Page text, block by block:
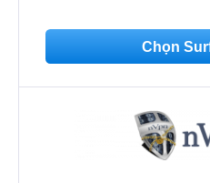
Chọn